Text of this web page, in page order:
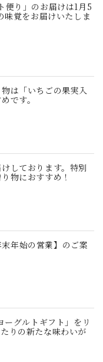
便り」のお届けは1月5
味覚をお届けいたしま
は「いちごの果実入
です。
しております。特別
物におすすめ！
年始の営業】のご案
グルトギフト」をリ
りの新たな味わいが